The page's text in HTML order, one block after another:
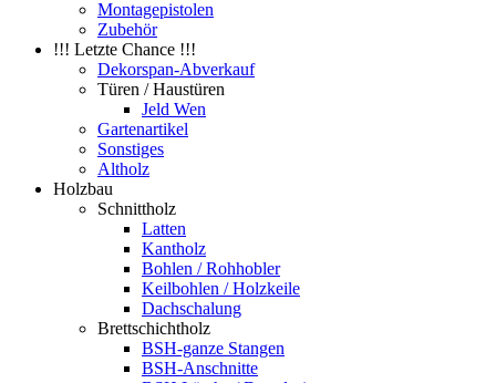
Montagepistolen
Zubehör
!!! Letzte Chance !!!
Dekorspan-Abverkauf
Türen / Haustüren
Jeld Wen
Gartenartikel
Sonstiges
Altholz
Holzbau
Schnittholz
Latten
Kantholz
Bohlen / Rohhobler
Keilbohlen / Holzkeile
Dachschalung
Brettschichtholz
BSH-ganze Stangen
BSH-Anschnitte